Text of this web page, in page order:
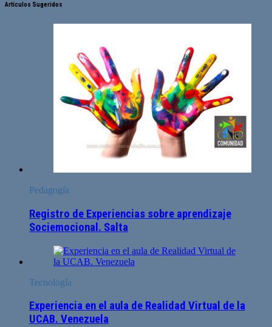
Artículos Sugeridos
Pedagogía
Registro de Experiencias sobre aprendizaje
Sociemocional. Salta
Tecnología
Experiencia en el aula de Realidad Virtual de la
UCAB. Venezuela